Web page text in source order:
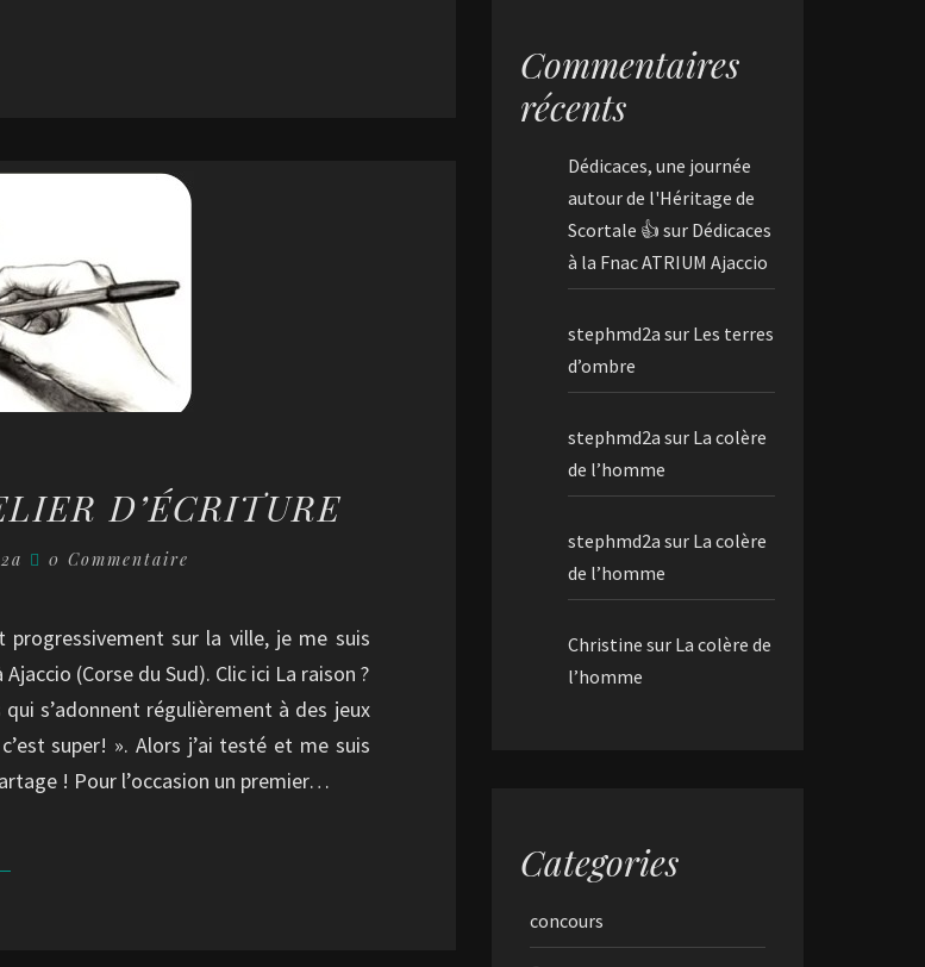
D’ÉCRITURE
Commentaires
0 Commentaire
sur la ville, je me suis
(Corse du Sud). Clic ici La raison ?
s’adonnent régulièrement à des jeux
super! ». Alors j’ai testé et me suis
! Pour l’occasion un premier…
Commentaires
récents
Dédicaces, une journée
autour de l'Héritage de
Scortale 👍 sur Dédicaces
à la Fnac ATRIUM Ajaccio
stephmd2a sur Les terres
d’ombre
stephmd2a sur La colère
de l’homme
stephmd2a sur La colère
de l’homme
Christine sur La colère de
l’homme
Categories
concours